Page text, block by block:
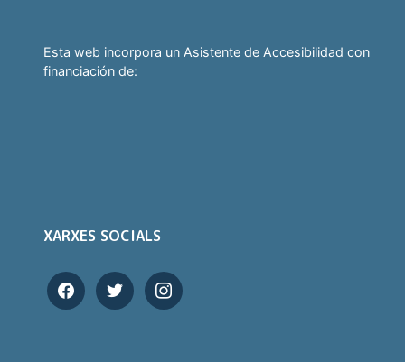
Esta web incorpora un Asistente de Accesibilidad con
financiación de:
XARXES SOCIALS
facebooktwitter instagram